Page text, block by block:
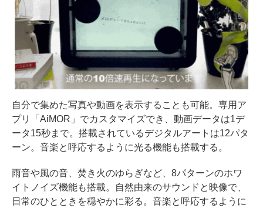
自分で集めた写真や動画を表示することも可能。専用ア
プリ「AiMOR」でカスタマイズでき、動画データは1デ
ータ15秒まで。搭載されているデジタルアートは12パタ
ーン。音楽と呼応するように光る機能も搭載する。
雨音や風の音、焚き火のゆらぎなど、8パターンのホワ
イトノイズ機能も搭載。自然由来のサウンドと映像で、
日常のひとときを穏やかに彩る。音楽と呼応するように